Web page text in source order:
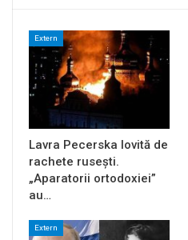
Extern
Lavra Pecerska lovită de
rachete rusești.
„Aparatorii ortodoxiei”
au…
Extern